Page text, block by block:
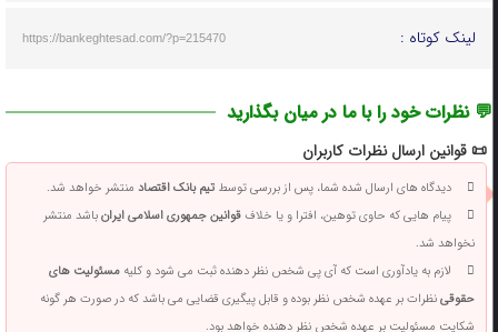
لینک کوتاه : https://bankeghtesad.com/?p=215470
💬 نظرات خود را با ما در میان بگذارید
📜 قوانین ارسال نظرات کاربران
دیدگاه های ارسال شده شما، پس از بررسی توسطتیم بانک اقتصادمنتشر خواهد شد.
پیام هایی که حاوی توهین، افترا و یا خلافقوانین جمهوری اسلامی ایرانباشد منتشر
نخواهد شد.
لازم به یادآوری است که آی پی شخص نظر دهنده ثبت می شود و کلیهمسئولیت های
حقوقینظرات بر عهده شخص نظر بوده و قابل پیگیری قضایی می باشد که در صورت هر گونه
شکایت مسئولیت بر عهده شخص نظر دهنده خواهد بود.